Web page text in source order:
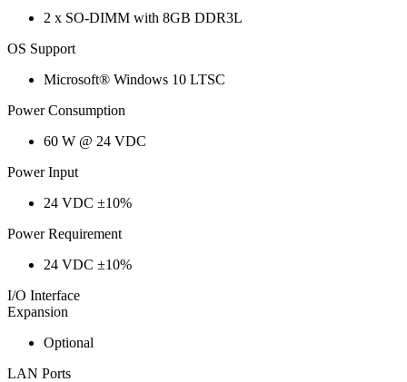
2 x SO-DIMM with 8GB DDR3L
OS Support
Microsoft® Windows 10 LTSC
Power Consumption
60 W @ 24 VDC
Power Input
24 VDC ±10%
Power Requirement
24 VDC ±10%
I/O Interface
Expansion
Optional
LAN Ports